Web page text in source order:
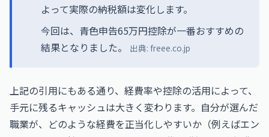
よって実際の納税額は変化します。
今回は、青色申告65万円控除が一番おすすめの
結果となりました。
出典: freee.co.jp
上記の引用にもある通り、経費率や控除の活用によって、
手元に残るキャッシュは大きく変わります。自分が選んだ
職業が、どのような経費を正当化しやすいか（例えばエン